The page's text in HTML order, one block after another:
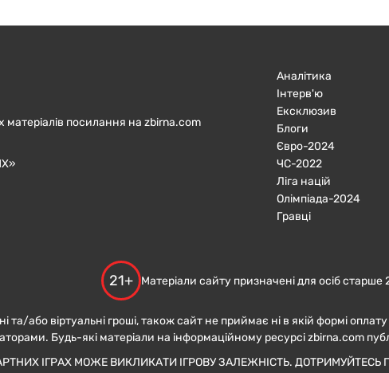
посилання на zbirna.com
Аналітика
Інтерв'ю
Ексклюзив
Блоги
Євро-2024
ЧC-2022
Ліга націй
Олімпіада-2024
Гравці
21+ Матеріали сайту призначені для осіб старше
та/або віртуальні гроші, також сайт не приймає ні в якій формі
Будь-які матеріали на інформаційному ресурсі zbirna.com
ІГРАХ МОЖЕ ВИКЛИКАТИ ІГРОВУ ЗАЛЕЖНІСТЬ. ДОТРИМУЙТЕСЬ